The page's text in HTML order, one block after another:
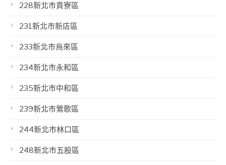
228新北市貢寮區
231新北市新店區
233新北市烏來區
234新北市永和區
235新北市中和區
239新北市鶯歌區
244新北市林口區
248新北市五股區